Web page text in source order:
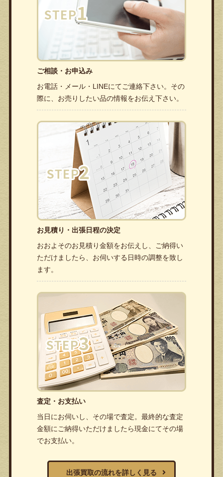
ご相談・お申込み
お電話・メール・LINEにてご連絡下さい。その
際に、お売りしたい品の情報をお伝え下さい。
お見積り・出張日程の決定
おおよそのお見積り金額をお伝えし、ご納得い
ただけましたら、お伺いする日時の調整を致し
ます。
査定・お支払い
当日にお伺いし、その場で査定。最終的な査定
金額にご納得いただけましたら現金にてその場
でお支払い。
出張買取の流れを詳しく見る